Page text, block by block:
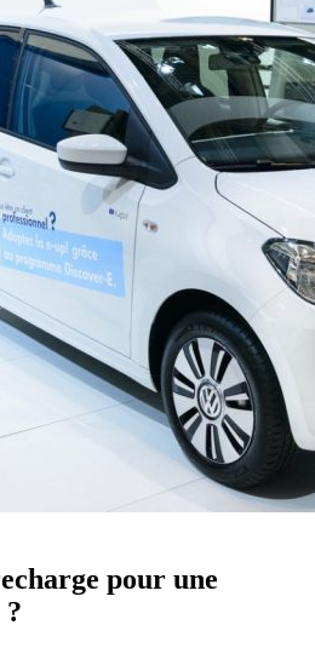
pour une
?